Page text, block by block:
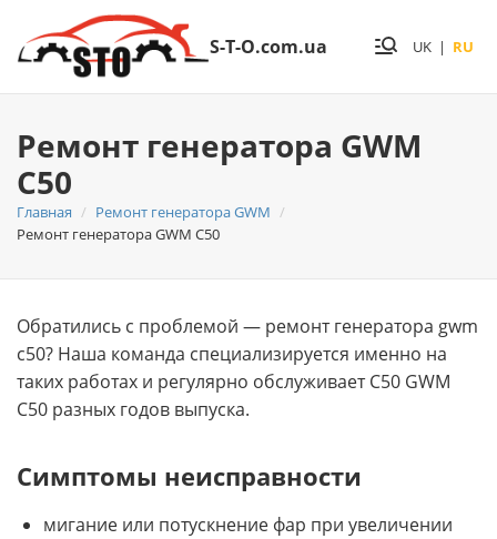
S-T-O.com.ua UK | RU
Ремонт генератора GWM
C50
Главная
Ремонт генератора GWM
Ремонт генератора GWM C50
Обратились с проблемой — ремонт генератора gwm
c50? Нашa команда специализируется именно на
таких работах и регулярно обслуживает C50 GWM
C50 разных годов выпуска.
Симптомы неисправности
мигание или потускнение фар при увеличении